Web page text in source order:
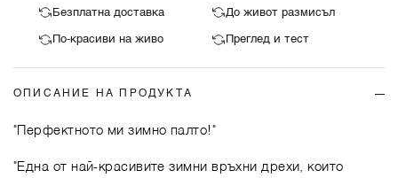
Безплатна доставка До живот размисъл
По-красиви на живо Преглед и тест
ОПИСАНИЕ НА ПРОДУКТА
"Перфектното ми зимно палто!"
"Една от най-красивите зимни връхни дрехи, които